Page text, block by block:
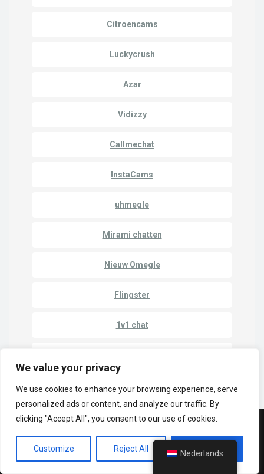
We value your privacy
We use cookies to enhance your browsing experience, serve
personalized ads or content, and analyze our traffic. By
clicking "Accept All", you consent to our use of cookies.
Customize Reject All Accept All
Citroencams
Luckycrush
Azar
Vidizzy
Callmechat
InstaCams
uhmegle
Mirami chatten
Nieuw Omegle
Flingster
1v1 chat
Privacybeleid Algemene voorwaarden Chat sites
Nederlands